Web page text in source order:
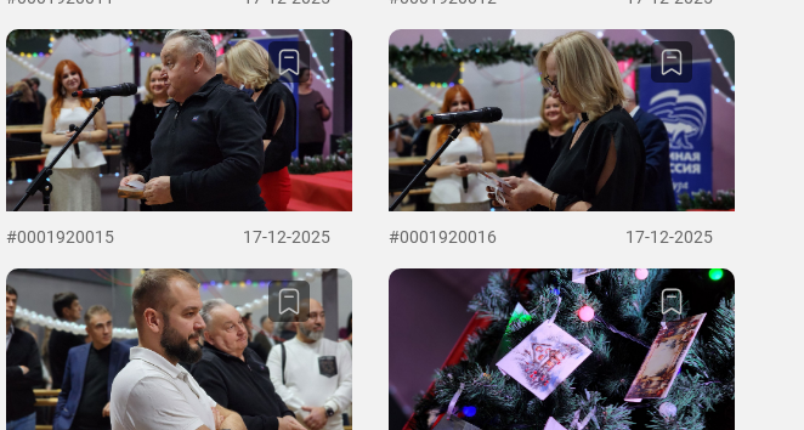
#0001920015 17-12-2025 #0001920016 17-12-2025